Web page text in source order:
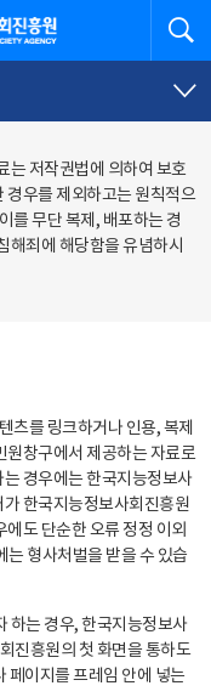
는 저작권법에 의하여 보호
경우를 제외하고는 원칙적으
를 무단 복제, 배포하는 경
해죄에 해당함을 유념하시
츠를 링크하거나 인용, 복제
원창구에서 제공하는 자료로
경우에는 한국지능정보사
한국지능정보사회진흥원
도 단순한 오류 정정 이외
는 형사처벌을 받을 수 있습
하는 경우, 한국지능정보사
진흥원의 첫 화면을 통하도
페이지를 프레임 안에 넣는